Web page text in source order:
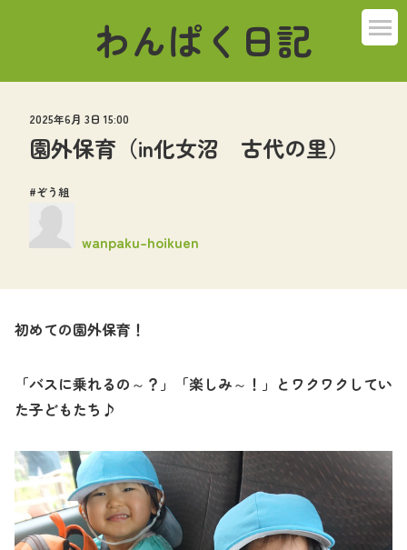
わんぱく日記
ばんび組
その他
2025年6月 3日 15:00
園外保育（in化女沼 古代の里）
ぞう組
wanpaku-hoikuen
初めての園外保育！
「バスに乗れるの～？」「楽しみ～！」とワクワクしてい
た子どもたち♪